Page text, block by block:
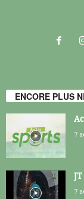
ENCORE PLUS
7
7